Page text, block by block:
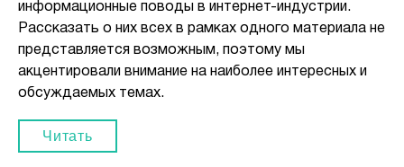
информационные поводы в интернет-индустрии.
Рассказать о них всех в рамках одного материала не
представляется возможным, поэтому мы
акцентировали внимание на наиболее интересных и
обсуждаемых темах.
Читать